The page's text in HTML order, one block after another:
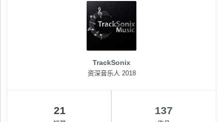
TrackSonix
资深音乐人 2018
21 137